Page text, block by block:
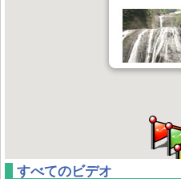
すべてのビデオ